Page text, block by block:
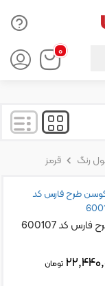
۰
Products
search
رنگ قرمز
کد 600107
تومان